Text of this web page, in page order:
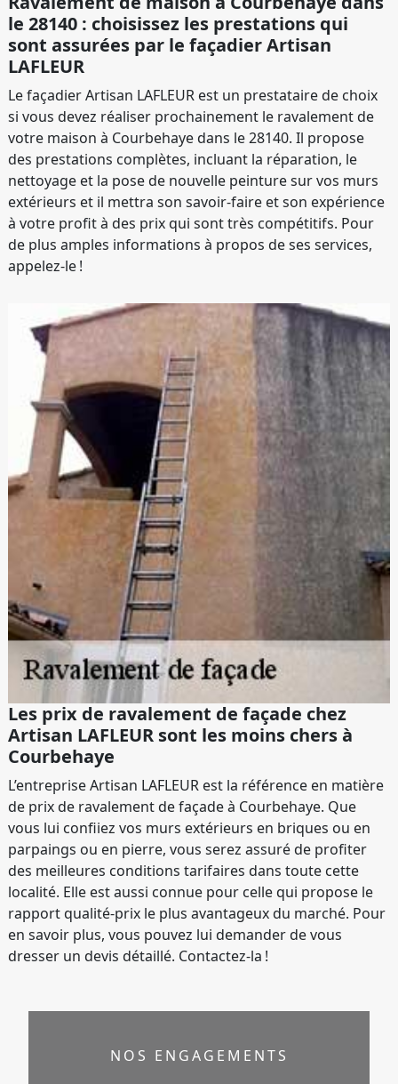
le 28140 : choisissez les prestations qui
sont assurées par le façadier Artisan
LAFLEUR
Le façadier Artisan LAFLEUR est un prestataire de choix
si vous devez réaliser prochainement le ravalement de
votre maison à Courbehaye dans le 28140. Il propose
des prestations complètes, incluant la réparation, le
nettoyage et la pose de nouvelle peinture sur vos murs
extérieurs et il mettra son savoir-faire et son expérience
à votre profit à des prix qui sont très compétitifs. Pour
de plus amples informations à propos de ses services,
appelez-le !
Les prix de ravalement de façade chez
Artisan LAFLEUR sont les moins chers à
Courbehaye
L’entreprise Artisan LAFLEUR est la référence en matière
de prix de ravalement de façade à Courbehaye. Que
vous lui confiiez vos murs extérieurs en briques ou en
parpaings ou en pierre, vous serez assuré de profiter
des meilleures conditions tarifaires dans toute cette
localité. Elle est aussi connue pour celle qui propose le
rapport qualité-prix le plus avantageux du marché. Pour
en savoir plus, vous pouvez lui demander de vous
dresser un devis détaillé. Contactez-la !
NOS ENGAGEMENTS